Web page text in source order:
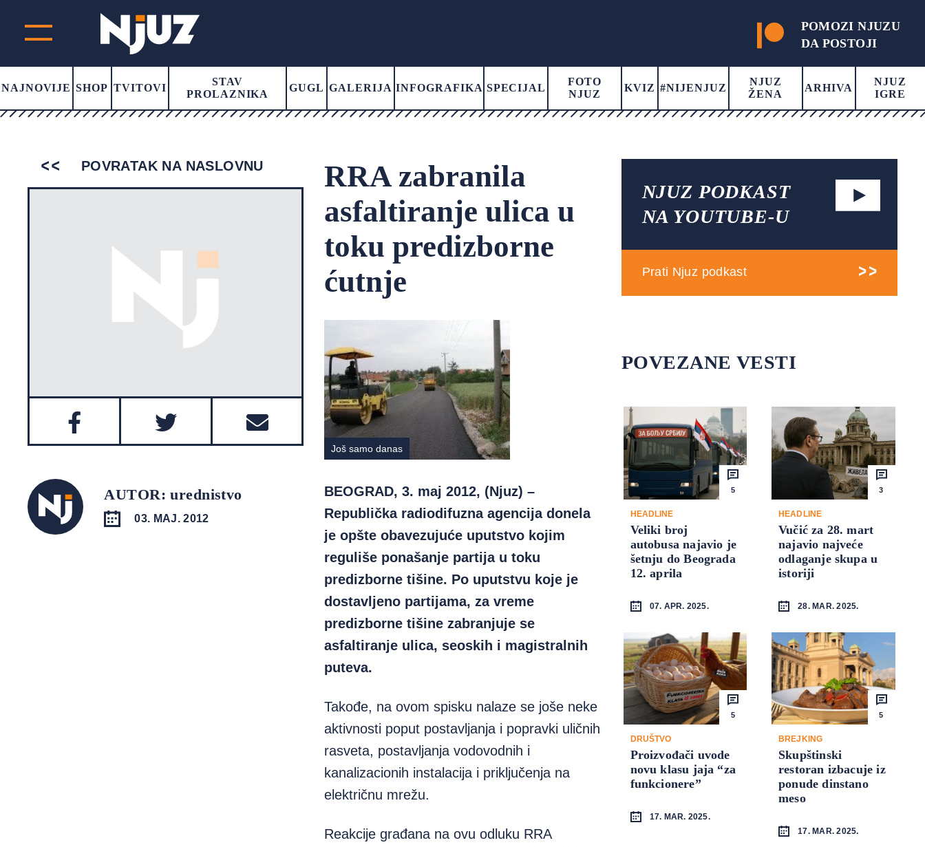
POMOZI NJUZU
DA POSTOJI
NAJNOVIJE SHOP TVITOVI
STAV
PROLAZNIKA
GUGL GALERIJA INFOGRAFIKA SPECIJAL
FOTO
NJUZ
KVIZ #NIJENJUZ
NJUZ
ŽENA
ARHIVA
NJUZ
IGRE
POVRATAK NA NASLOVNU
AUTOR: urednistvo
03. MAJ. 2012
RRA zabranila
asfaltiranje ulica u
toku predizborne
ćutnje
Još samo danas
BEOGRAD, 3. maj 2012, (Njuz) –
Republička radiodifuzna agencija donela
je opšte obavezujuće uputstvo kojim
reguliše ponašanje partija u toku
predizborne tišine. Po uputstvu koje je
dostavljeno partijama, za vreme
predizborne tišine zabranjuje se
asfaltiranje ulica, seoskih i magistralnih
puteva.
Takođe, na ovom spisku nalaze se joše neke
aktivnosti poput postavljanja i popravki uličnih
rasveta, postavljanja vodovodnih i
kanalizacionih instalacija i priključenja na
električnu mrežu.
Reakcije građana na ovu odluku RRA
NJUZ PODKAST
NA YOUTUBE-U
Prati Njuz podkast
POVEZANE VESTI
5
HEADLINE
Veliki broj
autobusa najavio je
šetnju do Beograda
12. aprila
07. APR. 2025.
3
HEADLINE
Vučić za 28. mart
najavio najveće
odlaganje skupa u
istoriji
28. MAR. 2025.
5
DRUŠTVO
Proizvođači uvode
novu klasu jaja “za
funkcionere”
17. MAR. 2025.
5
BREJKING
Skupštinski
restoran izbacuje iz
ponude dinstano
meso
17. MAR. 2025.